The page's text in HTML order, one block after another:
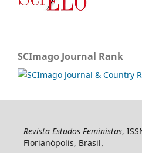
SCImago Journal Rank
Revista Estudos Feministas,
Florianópolis, Brasil.